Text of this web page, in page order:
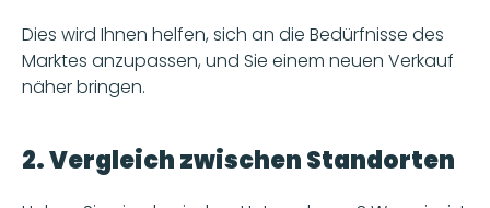
Dies wird Ihnen helfen, sich an die Bedürfnisse des
Marktes anzupassen, und Sie einem neuen Verkauf
näher bringen.
2. Vergleich zwischen Standorten